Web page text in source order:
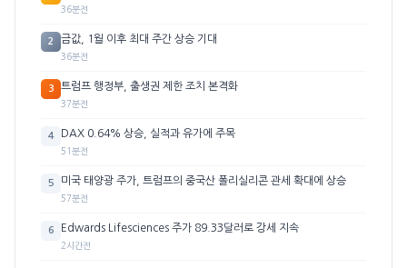
36분전
2 금값, 1월 이후 최대 주간 상승 기대
36분전
3 트럼프 행정부, 출생권 제한 조치 본격화
37분전
4 DAX 0.64% 상승, 실적과 유가에 주목
51분전
5 미국 태양광 주가, 트럼프의 중국산 폴리실리콘 관세 확대에 상승
57분전
6 Edwards Lifesciences 주가 89.33달러로 강세 지속
2시간전